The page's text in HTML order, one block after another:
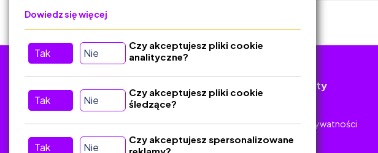
Kontakt
Dokumenty
Polityka Prywatności
Dowiedz się więcej
Tak Nie
Czy akceptujesz pliki cookie
analityczne?
Tak Nie
Czy akceptujesz pliki cookie
śledzące?
Tak Nie
Czy akceptujesz spersonalizowane